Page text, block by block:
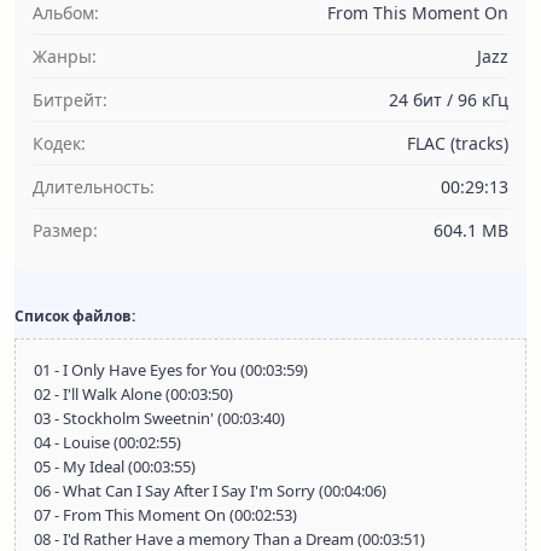
Альбом:
From This Moment On
Жанры:
Jazz
Битрейт:
24 бит / 96 кГц
Кодек:
FLAC (tracks)
Длительность:
00:29:13
Размер:
604.1 MB
Список файлов:
01 - I Only Have Eyes for You (00:03:59)
02 - I'll Walk Alone (00:03:50)
03 - Stockholm Sweetnin' (00:03:40)
04 - Louise (00:02:55)
05 - My Ideal (00:03:55)
06 - What Can I Say After I Say I'm Sorry (00:04:06)
07 - From This Moment On (00:02:53)
08 - I'd Rather Have a memory Than a Dream (00:03:51)